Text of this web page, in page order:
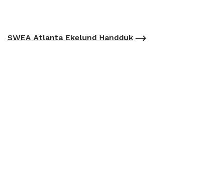
SWEA Atlanta Ekelund Handduk